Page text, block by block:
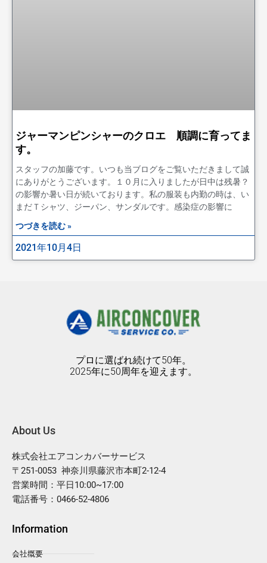
ジャーマンピンシャーのクロエ 順調に育ってま
す。
スタッフの加藤です。いつも当ブログをご覧いただきまして誠
にありがとうございます。１０月に入りましたが日中は残暑？
の影響か暑い日が続いております。私の服装も内勤の時は、い
まだＴシャツ、ジーパン、サンダルです。感染症の影響に
つづきを読む »
2021年10月4日
プロに選ばれ続けて50年。
2025年に50周年を迎えます。
About Us
株式会社エアコンカバーサービス
〒251-0053 神奈川県藤沢市本町2-12-4
営業時間：平日10:00~17:00
電話番号：0466-52-4806
Information
会社概要